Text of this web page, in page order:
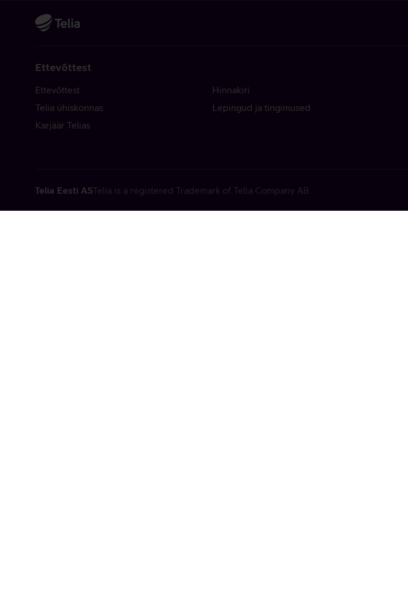
Ettevõttest
Ettevõttest
Telia ühiskonnas
Karjäär Telias
Hinnakiri
Lepingud ja tingimused
Telia Eesti ASTelia is a registered Trademark of Telia Company AB